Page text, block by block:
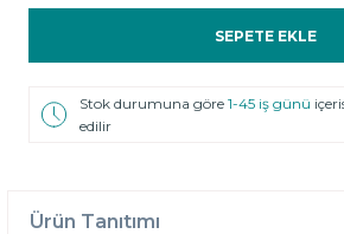
SEPETE EKLE
Stok durumuna göre1-45 iş günü
edilir
Ürün Tanıtımı